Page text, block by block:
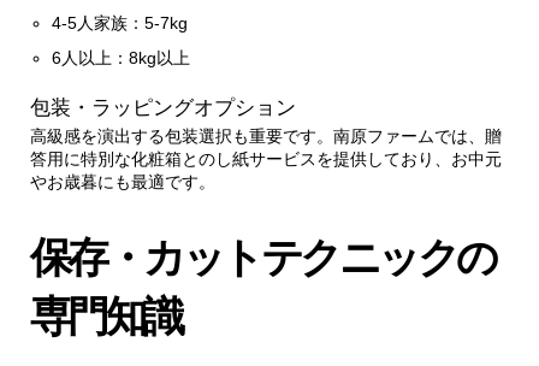
4-5人家族：5-7kg
6人以上：8kg以上
包装・ラッピングオプション
高級感を演出する包装選択も重要です。南原ファームでは、贈
答用に特別な化粧箱とのし紙サービスを提供しており、お中元
やお歳暮にも最適です。
保存・カットテクニックの
専門知識